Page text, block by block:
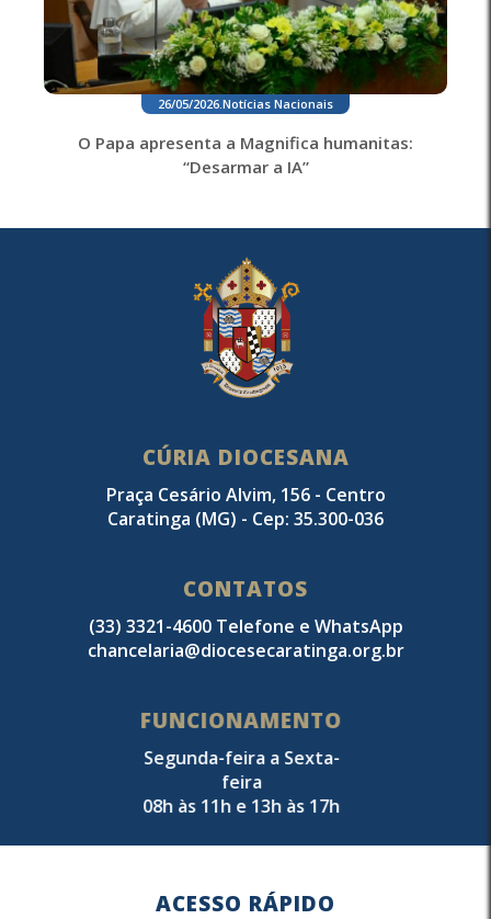
26/05/2026 Notícias Nacionais
O Papa apresenta a Magnifica humanitas:
“Desarmar a IA”
CÚRIA DIOCESANA
Praça Cesário Alvim, 156 - Centro
Caratinga (MG) - Cep: 35.300-036
CONTATOS
(33) 3321-4600 Telefone e WhatsApp
chancelaria@diocesecaratinga.org.br
FUNCIONAMENTO
Segunda-feira a Sexta-
feira
08h às 11h e 13h às 17h
ACESSO RÁPIDO